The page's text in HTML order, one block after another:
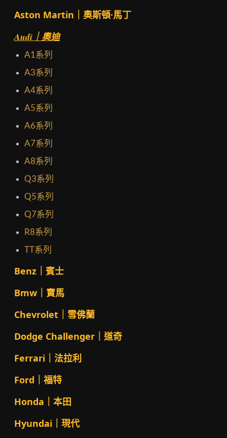
Aston Martin｜奧斯頓·馬丁
Audi｜奧迪
A1系列
A3系列
A4系列
A5系列
A6系列
A7系列
A8系列
Q3系列
Q5系列
Q7系列
R8系列
TT系列
Benz｜賓士
Bmw｜寶馬
Chevrolet｜雪佛蘭
Dodge Challenger｜道奇
Ferrari｜法拉利
Ford｜福特
Honda｜本田
Hyundai｜現代